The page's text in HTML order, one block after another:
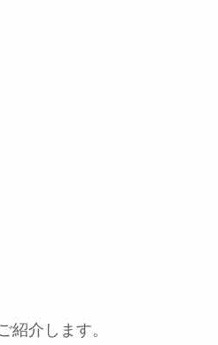
紹介します。